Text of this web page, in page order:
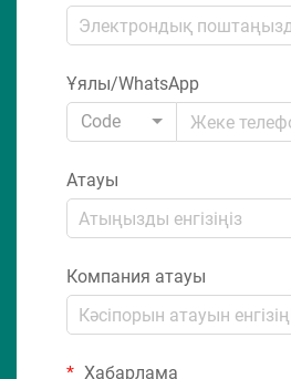
Ұялы/WhatsApp
Code
Атауы
Компания атауы
Хабарлама